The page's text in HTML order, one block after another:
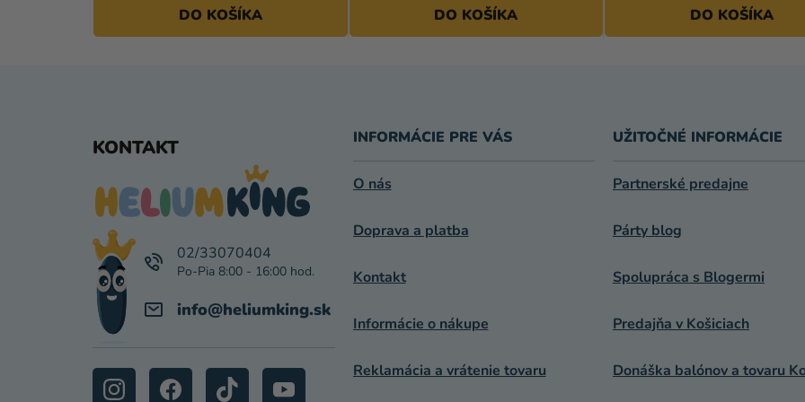
DO KOŠÍKA DO KOŠÍKA DO KOŠÍKA
KONTAKT
info@heliumking.sk
02/33070404
INFORMÁCIE PRE VÁS
O nás
Doprava a platba
Kontakt
Informácie o nákupe
Reklamácia a vrátenie tovaru
UŽITOČNÉ INFORMÁCIE
Partnerské predajne
Párty blog
Spolupráca s Blogermi
Predajňa v Košiciach
Donáška balónov a tovaru